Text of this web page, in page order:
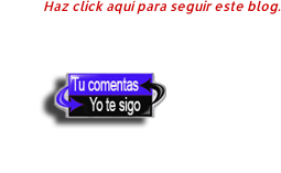
Haz click aquí para seguir este blog.